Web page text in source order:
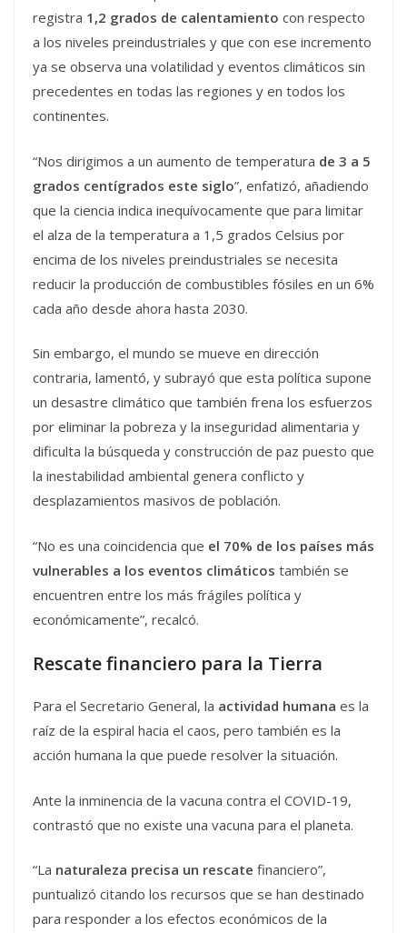
registra 1,2 grados de calentamiento con respecto
a los niveles preindustriales y que con ese incremento
ya se observa una volatilidad y eventos climáticos sin
precedentes en todas las regiones y en todos los
continentes.
“Nos dirigimos a un aumento de temperatura de 3 a 5
grados centígrados este siglo”, enfatizó, añadiendo
que la ciencia indica inequívocamente que para limitar
el alza de la temperatura a 1,5 grados Celsius por
encima de los niveles preindustriales se necesita
reducir la producción de combustibles fósiles en un 6%
cada año desde ahora hasta 2030.
Sin embargo, el mundo se mueve en dirección
contraria, lamentó, y subrayó que esta política supone
un desastre climático que también frena los esfuerzos
por eliminar la pobreza y la inseguridad alimentaria y
dificulta la búsqueda y construcción de paz puesto que
la inestabilidad ambiental genera conflicto y
desplazamientos masivos de población.
“No es una coincidencia que el 70% de los países más
vulnerables a los eventos climáticos también se
encuentren entre los más frágiles política y
económicamente”, recalcó.
Rescate financiero para la Tierra
Para el Secretario General, la actividad humana es la
raíz de la espiral hacia el caos, pero también es la
acción humana la que puede resolver la situación.
Ante la inminencia de la vacuna contra el COVID-19,
contrastó que no existe una vacuna para el planeta.
“La naturaleza precisa un rescate financiero”,
puntualizó citando los recursos que se han destinado
para responder a los efectos económicos de la